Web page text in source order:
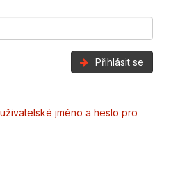
Přihlásit se
jméno a heslo pro